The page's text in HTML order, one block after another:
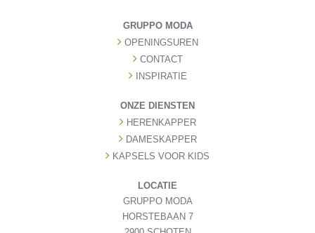
GRUPPO MODA
OPENINGSUREN
CONTACT
INSPIRATIE
ONZE DIENSTEN
HERENKAPPER
DAMESKAPPER
KAPSELS VOOR KIDS
LOCATIE
GRUPPO MODA
HORSTEBAAN 7